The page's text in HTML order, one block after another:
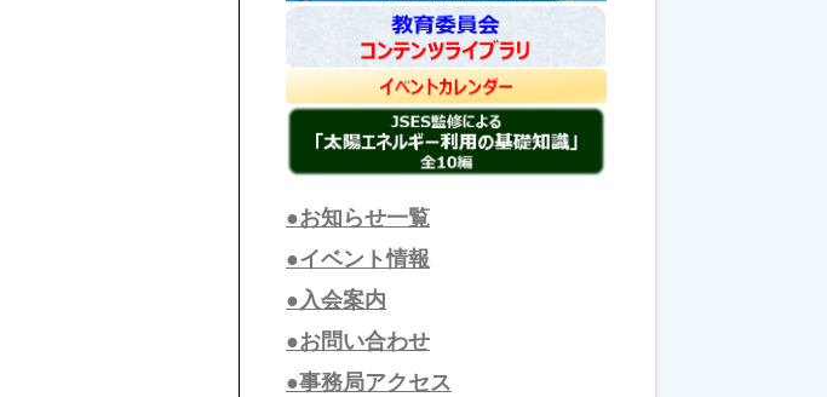
●お知らせ一覧
●イベント情報
●入会案内
●お問い合わせ
●事務局アクセス